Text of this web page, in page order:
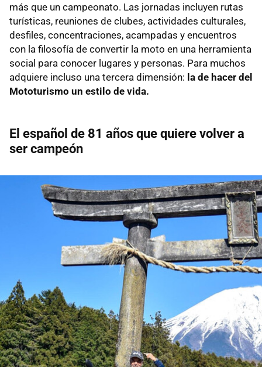
más que un campeonato. Las jornadas incluyen rutas
turísticas, reuniones de clubes, actividades culturales,
desfiles, concentraciones, acampadas y encuentros
con la filosofía de convertir la moto en una herramienta
social para conocer lugares y personas. Para muchos
adquiere incluso una tercera dimensión: la de hacer del
Mototurismo un estilo de vida.
El español de 81 años que quiere volver a
ser campeón